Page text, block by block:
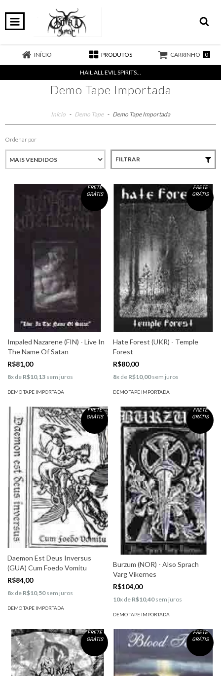
INÍCIO PRODUTOS CARRINHO 0
HAIL ALL EVIL SPIRITS...
Demo Tape Importada
Início - Demo Tape - Demo Tape Importada
Ordenar por
FILTRAR
FRETE
GRÁTIS
Impaled Nazarene (FIN) - Live In
The Name Of Satan
R$81,00
8x de R$10,13 sem juros
DEMO TAPE IMPORTADA
FRETE
GRÁTIS
Hate Forest (UKR) - Temple
Forest
R$80,00
8x de R$10,00sem juros
DEMO TAPE IMPORTADA
FRETE
GRÁTIS
Daemon Est Deus Inversus
(GUA) Cum Foedo Vomitu
R$84,00
8x de R$10,50sem juros
DEMO TAPE IMPORTADA
FRETE
GRÁTIS
Burzum (NOR) - Also Sprach
Varg Vikernes
R$104,00
10x de R$10,40sem juros
DEMO TAPE IMPORTADA
FRETE
GRÁTIS
FRETE
GRÁTIS